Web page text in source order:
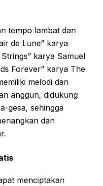
tempo lambat dan
de Lune” karya
karya Samuel
Forever” karya The
melodi dan
anggun, didukung
gesa, sehingga
dan
menciptakan